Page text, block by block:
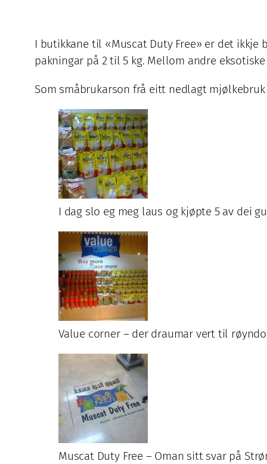
I butikkane til «Muscat Duty Free» er det
pakningar på 2 til 5 kg. Mellom andre
Som småbrukarson frå eitt nedlagt
I dag slo eg meg laus og kjøpte 5 av dei
Value corner – der draumar vert til
Muscat Duty Free – Oman sitt svar på